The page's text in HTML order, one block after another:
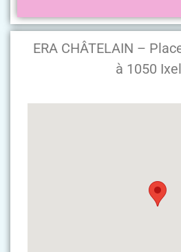
ERA CHÂTELAIN –
à 1050